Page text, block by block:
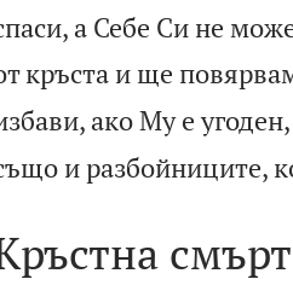
а Себе Си не
кръста и ще
ако Му е
и разбойниците,